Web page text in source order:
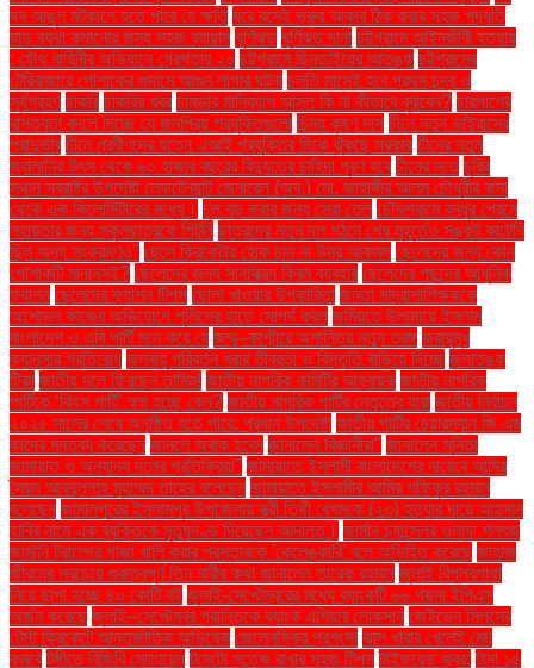
ঘন আঙুল মটকালে হতে পারে যে ক্ষতি ঘরে বসেই ভ্রুর আকার ঠিক করার সহজ পদ্ধতি
ঘাড় ব্যথা কমানোর জন্য সহজ ব্যায়াম ঘূর্ণিঝড় ঘূর্ণিঝড় দানা চট্টগ্রামে আইনজীবী হত্যায়
: যৌথ বাহিনীর অভিযানে গ্রেপ্তার ২০ চট্টগ্রামে ছিনতাইয়ের আতঙ্ক চট্টগ্রামের
টেরিবাজারে পোশাকের গুদামে আগুন লাগার ঘটনা চলতি মাসেই হবে প্রথম চন্দ্র ও
সূর্যগ্রহণ চাকরি চাকরির খবর চামড়ার মানিব্যাগ আসল কি না কীভাবে বুঝবেন? চারপাশের
বাস্তবতা বদলে দিচ্ছে যে জনপ্রিয় প্রযুক্তিগুলো চিন্ময় কৃষ্ণ দাস চীনে নতুন ভাইরাসের
প্রাদুর্ভাব চীনে প্রবীণদের যত্নে এআই প্রযুক্তির দিকে ঝুঁকছে সরকার চীনের নতুন
জ্বালানির উৎস থেকে ৬০ হাজার বছরের বিদ্যুতের চাহিদা পূরণ হবে চীনের মতে চুরির
স্থান স্বরাষ্ট্র উপদেষ্টা লেফটেন্যান্ট জেনারেল (অব.) মো. জাহাঙ্গীর আলম চৌধুরীর বাসা
থেকে এক কিলোমিটারের মধ্যে। চুল বড় করার জন্য সেরা তেল চৌদ্দগ্রামে বন্ধুর প্রেমে
সহায়তার জন্য স্কুলছাত্রকে পিটুনি ছাত্রদের নতুন দল গঠনে শেষ মুহূর্তেও সঙ্কট কাটেনি
ছিল অন্য সংক্রমণও" ছেলে ক্রিকেটার হোক চান না উমর আকমল ছেলেদের জন্য কোন
পোশাকটি মানানসই? ছেলেদের জন্য সানস্ক্রিন ক্রিম ব্যবহার ছেলেদের পছন্দের আধুনিক
ফ্যাশন ছেলেদের ফ্যাশন টিপস ছোলা খাওয়ার উপকারিতা জনতা মাদ্রাসাশিক্ষককে
অশোভন কাজের অভিযোগে পুলিশের হাতে সোপর্দ করল জমিয়তে উলামায়ে ইসলাম
বাংলাদেশ ও এবি পার্টি মনে করে যে জম্মু–কাশ্মীরে অশান্তির নতুন তরঙ্গ জরায়ুমুখ
ক্যানসার প্রতিরোধ জলবায়ু পরিবর্তন খরার তীব্রতা ও বিস্তৃতি বাড়িয়ে দিচ্ছে জলাতঙ্ক
টিকা জাতীয় দলে ফিরছেন তামিম! জাতীয় নাগরিক কমিটির আহ্বায়ক জাতীয় নাগরিক
পার্টিকে ‘কিংস পার্টি’ বলা হচ্ছে কেন? জাতীয় নাগরিক পার্টির নেতৃত্বে যারা জাতীয় নির্বাচন
২০২৫ সালের শেষে অনুষ্ঠিত হতে পারে: প্রধান উপদেষ্টা জাতীয় পার্টির চেয়ারম্যান জি এম
কাদের মন্তব্য করেছেন জানলে অবাক হবেন জানালেন বিজ্ঞানীরা" জানালেন সুনিতা
জামায়াত ও অন্যান্য দলের প্রতিক্রিয়া'' জামায়াতে ইসলামী বাংলাদেশের নায়েবে আমির
সৈয়দ আবদুল্লাহ মুহাম্মদ তাহের বলেছেন জামায়াতে ইসলামীর আমির শফিকুর রহমান
বলেছেন জামালপুরের ইসলামপুর উপজেলায় স্ত্রী তিথী বেগমকে (২৩) হত্যার দায়ে আহসান
হাবিব নামে এক ব্যক্তিকে মৃত্যুদণ্ড দিয়েছেন আদালত। জার্মান চ্যান্সেলর ওলাফ শলৎজ
জার্মানি ট্রাম্পের গাজা খালি করার প্রস্তাবকে 'কেলেঙ্কারি' বলে অভিহিত করেছে জাহাজ
জীবনের সবচেয়ে গুরুত্বপূর্ণ তিন নারীর কথা জানালেন তারেক রহমান জুলাই বিপ্লবগাথা
নিয়ে ছাপা হচ্ছে ৪০ কোটি বই জুলাই-সেপ্টেম্বরের মধ্যে ব্যাংকটি ৬৬ পয়সা ইপিএস
অর্জন করেছে জুলাই–সেপ্টেম্বর প্রান্তিকে ব্যাংক এশিয়ার লোকসান জেইডেন সিলসের
টেস্ট ক্রিকেটে আন্তর্জাতিক অভিষেক জেলেনস্কির প্রশংসা ঝাল খাবার খেলেই মেদ
কমবে টঙ্গীতে বিজিবি মোতায়েন টমেটো সতেজ রাখার সহজ টিপস টাইফয়েড জ্বর: টানা ১৫